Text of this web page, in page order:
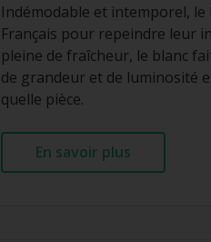
Indémodable et intemporel,
Français pour repeindre leur
pleine de fraîcheur, le blanc
de grandeur et de luminosité
quelle pièce.
En savoir plus